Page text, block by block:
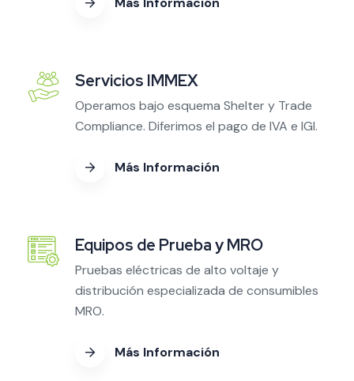
Servicios IMMEX
Operamos bajo esquema Shelter y Trade
Compliance. Diferimos el pago de IVA e IGI.
Más Información
Equipos de Prueba y MRO
Pruebas eléctricas de alto voltaje y
distribución especializada de consumibles
MRO.
Más Información